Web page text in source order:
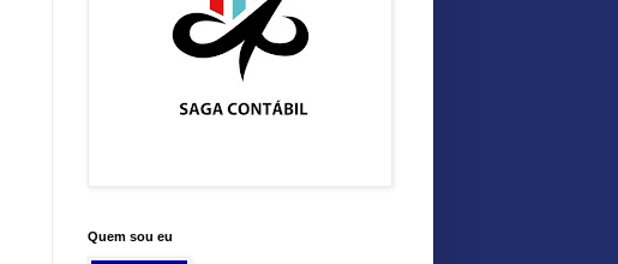
Quem sou eu